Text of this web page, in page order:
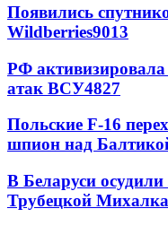
Появились
Wildberries9013
РФ
атак ВСУ4827
Польские F-16
шпион над
В Беларуси
Трубецкой Михалка